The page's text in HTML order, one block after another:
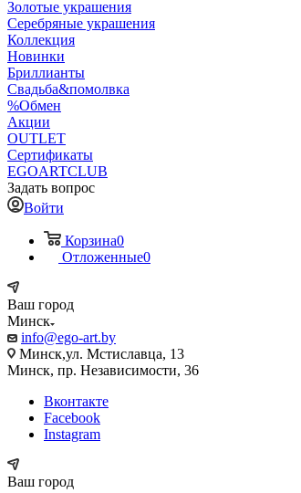
Золотые украшения
Серебряные украшения
Коллекция
Новинки
Бриллианты
Свадьба&помолвка
%Обмен
Акции
OUTLET
Сертификаты
EGOARTCLUB
Задать вопрос
Войти
Корзина0
Отложенные0
Ваш город
Минск
info@ego-art.by
Минск,ул. Мстиславца, 13
Минск, пр. Независимости, 36
Вконтакте
Facebook
Instagram
Ваш город